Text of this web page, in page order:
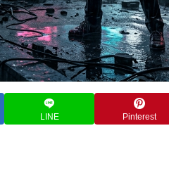
LINE Pinterest